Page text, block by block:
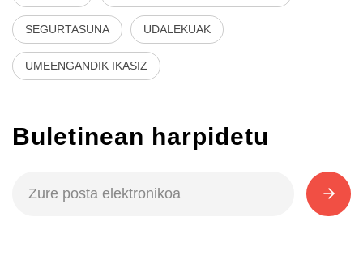
SEGURTASUNA UDALEKUAK
UMEENGANDIK IKASIZ
Buletinean harpidetu